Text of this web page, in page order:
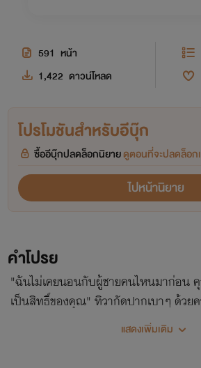
591 หน้า
1,422 ดาวน์โหลด
โปรโมชันสำหรับอีบุ๊ก
ซื้ออีบุ๊กปลดล็อกนิยายดูตอนที่จะปลดล็อก
ไปหน้านิยาย
คำโปรย
"ฉันไม่เคยนอนกับผู้ชายคนไหนมาก่อน
เป็นสิทธิ์ของคุณ" ทิวากัดปากเบาๆ ด้วย
คนตรงหน้าเริ่มถอดเสื้อเชิ้ตสีดำของตัวเอ
แสดงเพิ่มเติม